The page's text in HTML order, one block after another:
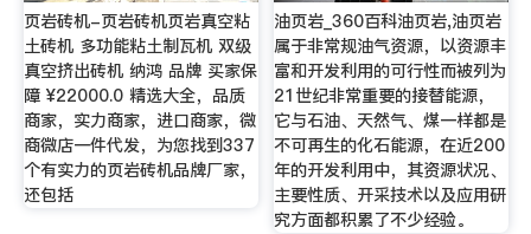
页岩砖机-页岩砖机页岩真空粘
土砖机 多功能粘土制瓦机 双级
真空挤出砖机 纳鸿 品牌 买家保
障 ¥22000.0 精选大全，品质
商家，实力商家，进口商家，微
商微店一件代发，为您找到337
个有实力的页岩砖机品牌厂家，
还包括
油页岩_360百科油页岩,油页岩
属于非常规油气资源，以资源丰
富和开发利用的可行性而被列为
21世纪非常重要的接替能源，
它与石油、天然气、煤一样都是
不可再生的化石能源，在近200
年的开发利用中，其资源状况、
主要性质、开采技术以及应用研
究方面都积累了不少经验。